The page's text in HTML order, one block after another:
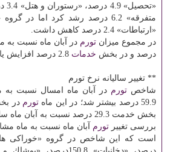
«تحصیل» 4.9 درصد، «رستوران و هتل» 3.4 درصد و «كالاها و
«ارتباطات» 2.4 درصد كاهش داشت.
در مجموع میزان تورم در آبان ماه نسبت به
درصد و در بخش خدمات
** تغییر سالیانه نرخ تورم
شاخص تورم در آبان ماه امسال نسبت
59.9 درصد بیشتر شد؛ در این ماه
تورم در
بخش خدمت 29.3 درصد نسبت به آبان ماه سال قبل رشد یافت.
بررسی تغییر تورم آبان ماه نسبت به ماه